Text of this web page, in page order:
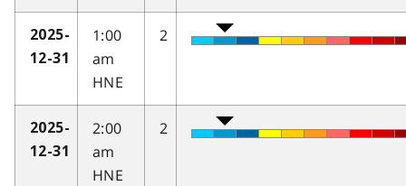
2025-
12-31
1:00
am
HNE
2
2025-
12-31
2:00
am
HNE
2